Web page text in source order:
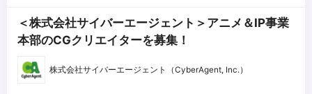
＜株式会社サイバーエージェント＞アニメ＆IP事業
本部のCGクリエイターを募集！
株式会社サイバーエージェント（CyberAgent, Inc.）